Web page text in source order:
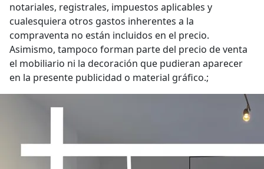
notariales, registrales, impuestos aplicables y
cualesquiera otros gastos inherentes a la
compraventa no están incluidos en el precio.
Asimismo, tampoco forman parte del precio de venta
el mobiliario ni la decoración que pudieran aparecer
en la presente publicidad o material gráfico.;